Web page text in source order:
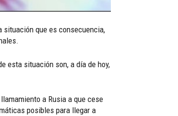
situación que es consecuencia,
esta situación son, a día de hoy,
a Rusia a que cese
posibles para llegar a